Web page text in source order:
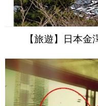
【旅遊】日本